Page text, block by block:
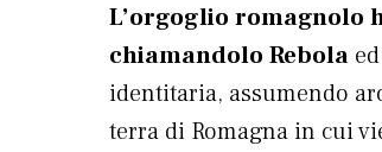
L’orgoglio romagnolo
chiamandolo Rebola
identitaria, assumendo
terra di Romagna in cui